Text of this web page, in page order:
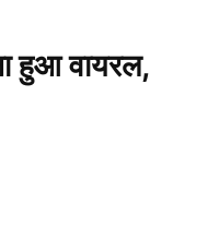
हुआ वायरल,